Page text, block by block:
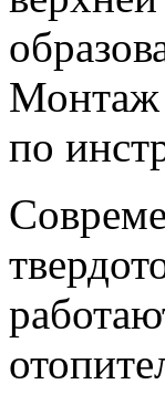
Монтаж
по